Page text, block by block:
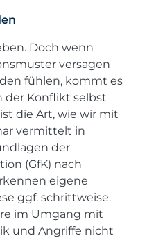
Doch wenn
versagen
fühlen, kommt es
der Konflikt selbst
die Art, wie wir mit
vermittelt in
der
(GfK) nach
eigene
ggf. schrittweise.
im Umgang mit
und Angriffe nicht